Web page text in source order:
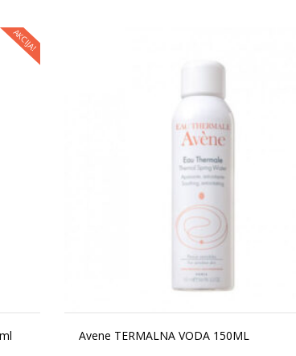
AKCIJA!
Avene TERMALNA VODA 150ML